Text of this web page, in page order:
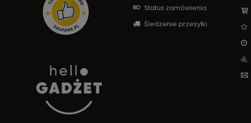
Status zamówienia
Śledzenie przesyłki